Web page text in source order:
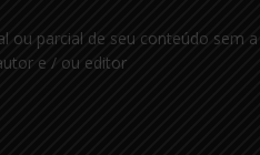
ou parcial de seu conteúdo sem a
e / ou editor